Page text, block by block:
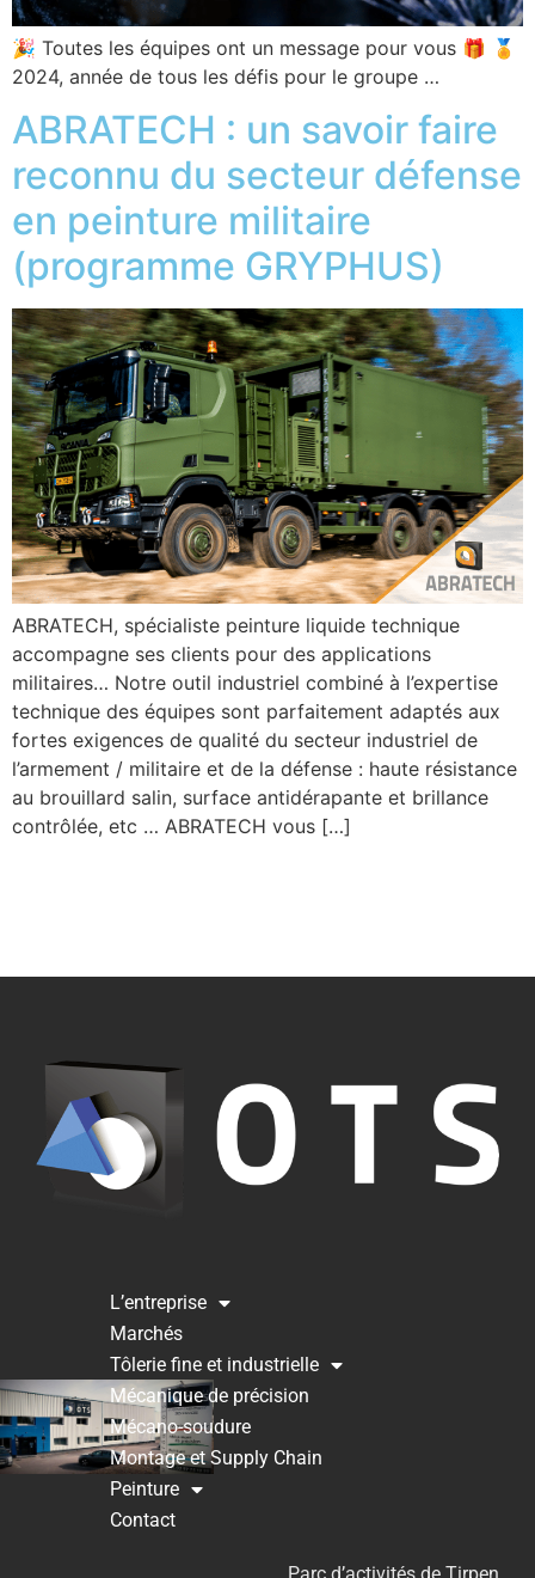
🎉 Toutes les équipes ont un message pour vous 🎁 🏅
2024, année de tous les défis pour le groupe …
ABRATECH : un savoir faire
reconnu du secteur défense
en peinture militaire
(programme GRYPHUS)
ABRATECH, spécialiste peinture liquide technique
accompagne ses clients pour des applications
militaires… Notre outil industriel combiné à l’expertise
technique des équipes sont parfaitement adaptés aux
fortes exigences de qualité du secteur industriel de
l’armement / militaire et de la défense : haute résistance
au brouillard salin, surface antidérapante et brillance
contrôlée, etc … ABRATECH vous […]
L’entreprise
Marchés
Tôlerie fine et industrielle
Mécanique de précision
Mécano-soudure
Montage et Supply Chain
Peinture
Contact